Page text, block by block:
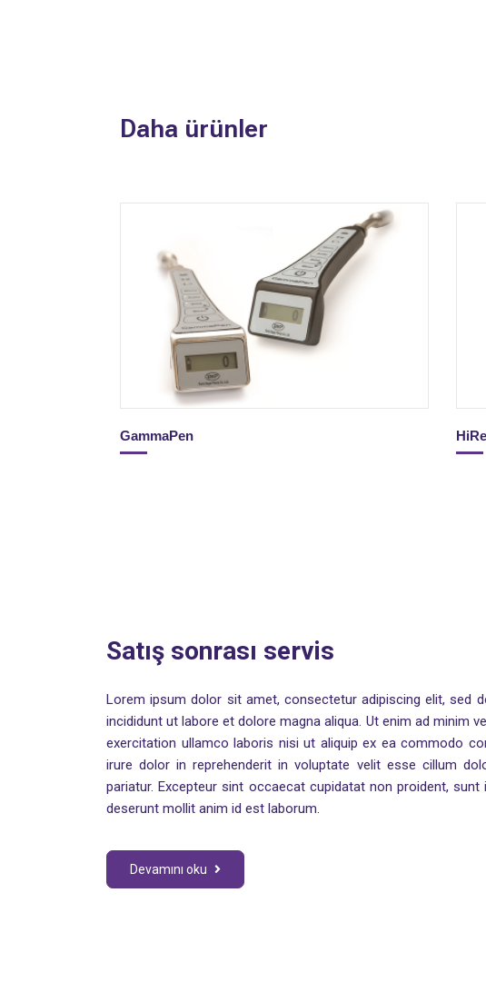
Daha ürünler
GammaPen
Satış sonrası servis
Lorem ipsum dolor sit amet, consectetur adipiscing elit, sed
incididunt ut labore et dolore magna aliqua. Ut enim ad minim
exercitation ullamco laboris nisi ut aliquip ex ea commodo
irure dolor in reprehenderit in voluptate velit esse cillum
pariatur. Excepteur sint occaecat cupidatat non proident,
deserunt mollit anim id est laborum.
Devamını oku